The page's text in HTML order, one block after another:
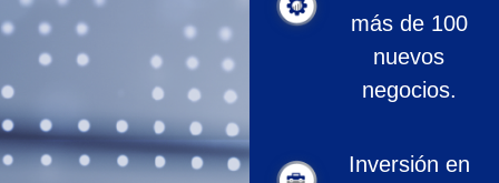
más de 100
nuevos
negocios.
Inversión en